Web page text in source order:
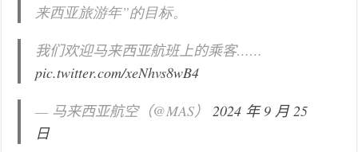
来西亚旅游年”的目标。
我们欢迎马来西亚航班上的乘客……
pic.twitter.com/xeNhvs8wB4
— 马来西亚航空（@MAS）2024 年 9 月 25
日